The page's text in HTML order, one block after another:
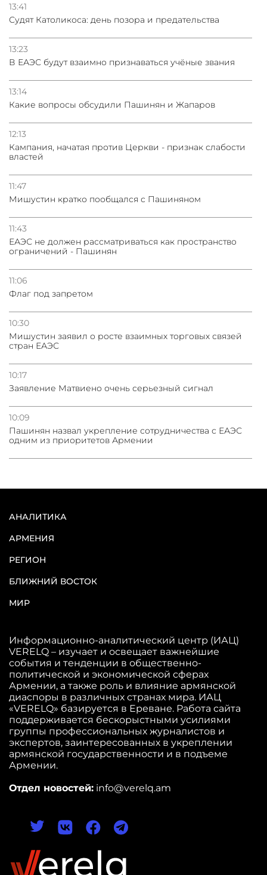
13:41
Судят Католикоса: день позора и предательства
13:23
В ЕАЭС будут взаимно признаваться учёные звания
13:14
Какие вопросы обсудили Пашинян и Жапаров
12:13
Кампания, начатая против Церкви - признак слабости
властей
11:47
Мишустин кратко пообщался с Пашиняном
11:43
ЕАЭС не должен рассматриваться как пространство
ограничений - Пашинян
11:06
Флаг под запретом
10:30
Мишустин заявил о росте взаимных торговых связей
стран ЕАЭС
10:17
Заявление Матвиено очень серьезный сигнал
10:09
Пашинян назвал укрепление сотрудничества с ЕАЭС
одним из приоритетов Армении
АНАЛИТИКА
АРМЕНИЯ
РЕГИОН
БЛИЖНИЙ ВОСТОК
МИР
Информационно-аналитический центр (ИАЦ)
VERELQ – изучает и освещает важнейшие
события и тенденции в общественно-
политической и экономической сферах
Армении, а также роль и влияние армянской
диаспоры в различных странах мира. ИАЦ
«VERELQ» базируется в Ереване. Работа сайта
поддерживается бескорыстными усилиями
группы профессиональных журналистов и
экспертов, заинтересованных в укреплении
армянской государственности и в подъеме
Армении.
Отдел новостей: info@verelq.am